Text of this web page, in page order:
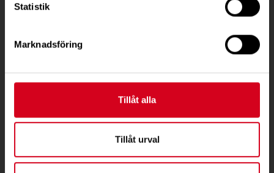
Statistik
Marknadsföring
Tillåt alla
Tillåt urval
171 04 Solna
info@neuro.se
PG 90 10 07-5 | BG 901-0075 | Swishgåva 90 100
75 | Organisationsnummer 802002-3605